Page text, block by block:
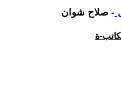
- صلاح شوان
ة